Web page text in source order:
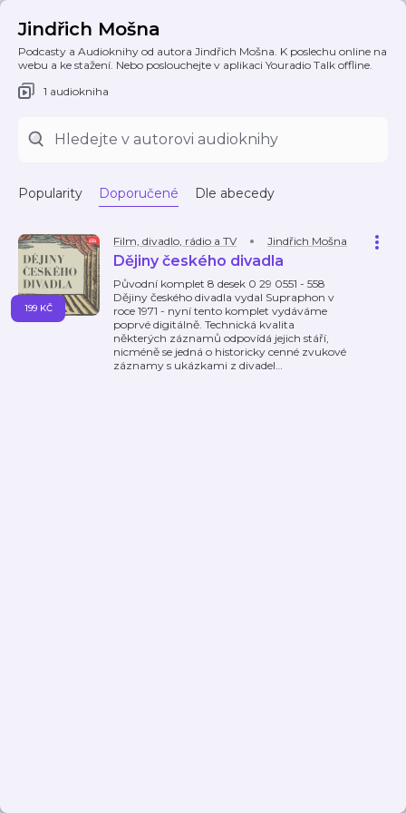
Jindřich Mošna
Podcasty a Audioknihy od autora Jindřich Mošna. K poslechu online na
webu a ke stažení. Nebo poslouchejte v aplikaci Youradio Talk offline.
1 audiokniha
Popularity Doporučené Dle abecedy
Film, divadlo, rádio a TV Jindřich Mošna
Dějiny českého divadla
Původní komplet 8 desek 0 29 0551 - 558
Dějiny českého divadla vydal Supraphon v
roce 1971 - nyní tento komplet vydáváme
poprvé digitálně. Technická kvalita
některých záznamů odpovídá jejich stáří,
nicméně se jedná o historicky cenné zvukové
záznamy s ukázkami z divadel…
199 KČ